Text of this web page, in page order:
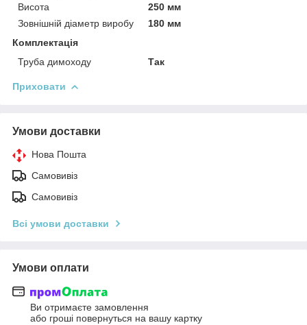
Висота
250 мм
Зовнішній діаметр виробу
180 мм
Комплектація
Труба димоходу
Так
Приховати
Умови доставки
Нова Пошта
Самовивіз
Самовивіз
Всі умови доставки
Умови оплати
Ви отримаєте замовлення
або гроші повернуться на вашу картку